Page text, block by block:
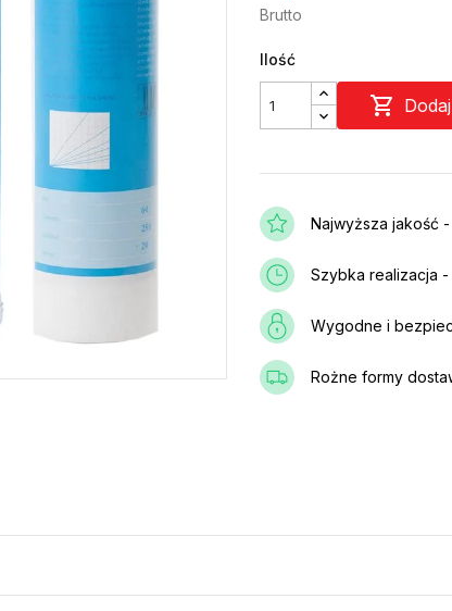
Brutto
Ilość

Najwyższa jakość
Szybka realizacja
Wygodne i
Rożne formy